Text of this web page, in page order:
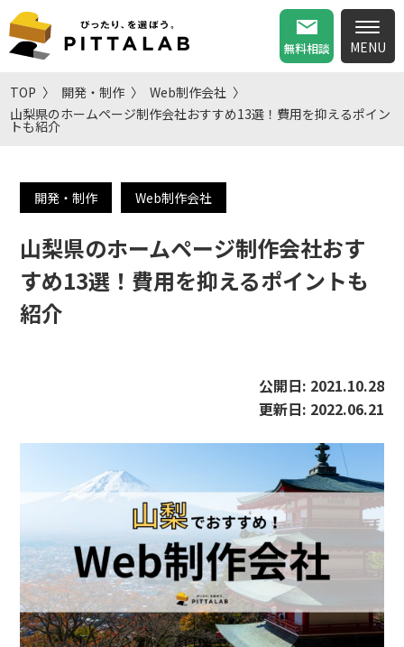
無料相談
TOP 開発・制作
Web制作会社
山梨県のホームページ制作会社おすすめ13選！費用を抑えるポイン
トも紹介
開発・制作 Web制作会社
山梨県のホームページ制作会社おす
すめ13選！費用を抑えるポイントも
紹介
公開日: 2021.10.28
更新日: 2022.06.21